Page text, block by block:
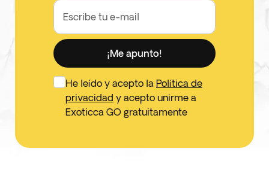
Escribe tu e-mail
¡Me apunto!
He leído y acepto la Política de
privacidad y acepto unirme a
Exoticca GO gratuitamente